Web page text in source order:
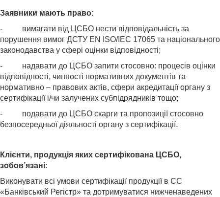
Заявники мають право:
- вимагати від ЦСБО нести відповідальність за
порушення вимог ДСТУ EN ISO/IEC 17065 та національного
законодавства у сфері оцінки відповідності;
- надавати до ЦСБО запити стосовно: процесів оцінки
відповідності, чинності нормативних документів та
нормативно – правових актів, сфери акредитації органу з
сертифікації і/чи залучених субпідрядників тощо;
- подавати до ЦСБО скарги та пропозиції стосовно
безпосередньої діяльності органу з сертифікації.
Клієнти, продукція яких сертифікована ЦСБО,
зобов’язані:
Виконувати всі умови сертифікації продукції в СС
«Банківський Регістр» та дотримуватися нижченаведених